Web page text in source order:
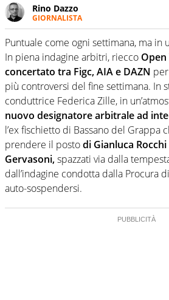
Rino Dazzo
GIORNALISTA
Se mai ci fosse modo di traslare
una nicchia di esperti, lui ne
una svista arbitrale né gli umori
curve
Puntuale come ogni settimana, ma in
In piena indagine arbitri, riecco Open
concertato tra Figc, AIA e DAZN
più controversi del fine settimana. In
conduttrice Federica Zille, in
nuovo designatore arbitrale ad
l’ex fischietto di Bassano del Grappa
prendere il postodi Gianluca
Gervasoni,spazzati via dalla
dall’indagine condotta dalla Procura
auto-sospendersi.